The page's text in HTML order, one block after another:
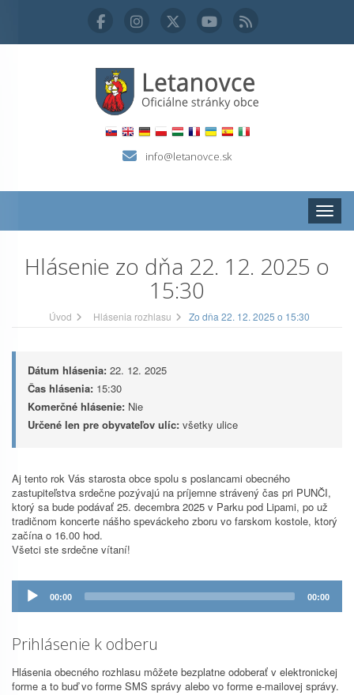
info@letanovce.sk
Hlásenie zo dňa 22. 12. 2025 o
15:30
Úvod Hlásenia rozhlasu Zo dňa 22. 12. 2025 o 15:30
Dátum hlásenia: 22. 12. 2025
Čas hlásenia: 15:30
Komerčné hlásenie: Nie
Určené len pre obyvateľov ulíc: všetky ulice
Aj tento rok Vás starosta obce spolu s poslancami obecného
zastupiteľstva srdečne pozývajú na príjemne strávený čas pri PUNČI,
ktorý sa bude podávať 25. decembra 2025 v Parku pod Lipami, po už
tradičnom koncerte nášho speváckeho zboru vo farskom kostole, ktorý
začína o 16.00 hod.
Všetci ste srdečne vítaní!
Prehrávač
zvuku
00:00 00:00
Prihlásenie k odberu
Hlásenia obecného rozhlasu môžete bezplatne odoberať v elektronickej
forme a to buď vo forme SMS správy alebo vo forme e-mailovej správy.